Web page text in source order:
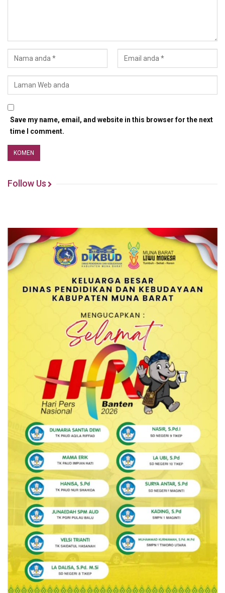
Save my name, email, and website in this browser for the next
time I comment.
Follow Us